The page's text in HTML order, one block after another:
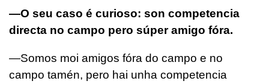
—O seu caso é curioso: son competencia
directa no campo pero súper amigo fóra.
—Somos moi amigos fóra do campo e no
campo tamén, pero hai unha competencia